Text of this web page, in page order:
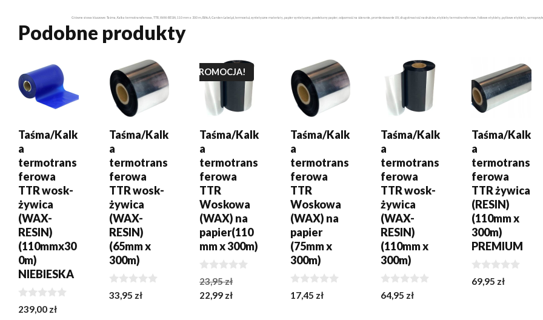
Główne słowa kluczowe: Taśma, Kalka termotransferowa, TTR, WAX-RESIN, 110 mm x 300 m, BIAŁA, Garden-Label.pl, termoetui, syntetyczne materiały, papier syntetyczny, powlekany papier, odporność na ścieranie, promieniowanie UV, długotrwałość nadruków, etykiety termotransferowe, foliowe etykiety, pętlowe etykiety,
Podobne produkty
Taśma/Kalk
a
termotrans
ferowa
TTR wosk-
żywica
(WAX-
RESIN)
(110mmx30
0m)
NIEBIESKA
0
z
239,00 zł
DODAJ DO
KOSZYKA
Taśma/Kalk
a
termotrans
ferowa
TTR wosk-
żywica
(WAX-
RESIN)
(65mm x
300m)
0
z
33,95 zł
DODAJ DO
KOSZYKA
PROMOCJA!
Taśma/Kalk
a
termotrans
ferowa
TTR
Woskowa
(WAX) na
papier(110
mm x 300m)
0
z
5
23,95zł
22,99 złAktualna
Taśma/Kalk
a
termotrans
ferowa
TTR
Woskowa
(WAX) na
papier
(75mm x
300m)
0
z
17,45 zł
Taśma/Kalk
a
termotrans
ferowa
TTR wosk-
żywica
(WAX-
RESIN)
(110mm x
300m)
0
z
64,95 zł
Taśma/Kalk
a
termotrans
ferowa
TTR żywica
(RESIN)
(110mm x
300m)
PREMIUM
0
z
69,95 zł